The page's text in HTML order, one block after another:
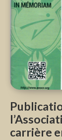
carrière